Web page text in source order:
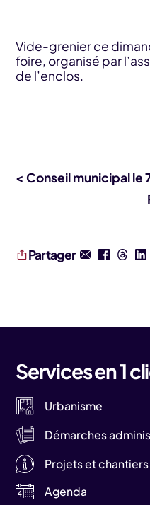
Vide-grenier ce
foire, organisé par
de l’enclos.
< Conseil municipal le
Partager
Services en 1
Urbanisme
Démarches
Projets et chantiers
Agenda